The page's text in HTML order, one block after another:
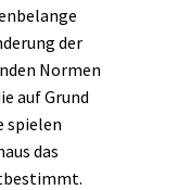
der
Normen
auf Grund
spielen
das